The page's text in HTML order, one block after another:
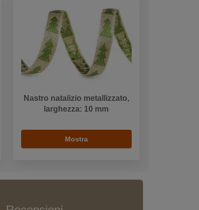
Nastro natalizio metallizzato,
larghezza: 10 mm
Mostra